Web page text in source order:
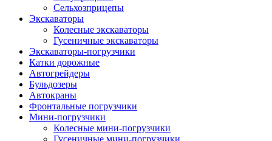
Сельхозприцепы
Экскаваторы
Колесные экскаваторы
Гусеничные экскаваторы
Экскаваторы-погрузчики
Катки дорожные
Автогрейдеры
Бульдозеры
Автокраны
Фронтальные погрузчики
Мини-погрузчики
Колесные мини-погрузчики
Гусеничные мини-погрузчики